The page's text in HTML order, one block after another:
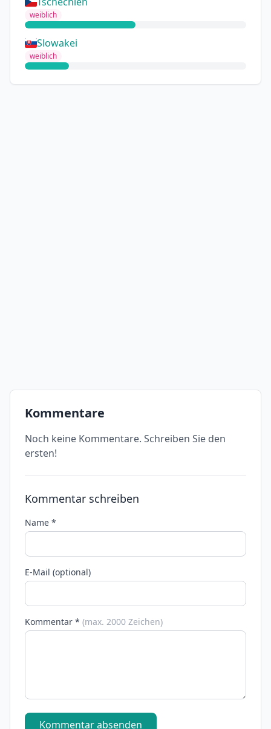
weiblich
Slowakei
weiblich
Kommentare
Noch keine Kommentare. Schreiben Sie den
ersten!
Kommentar schreiben
Name *
E-Mail (optional)
Kommentar * (max. 2000 Zeichen)
Kommentar absenden